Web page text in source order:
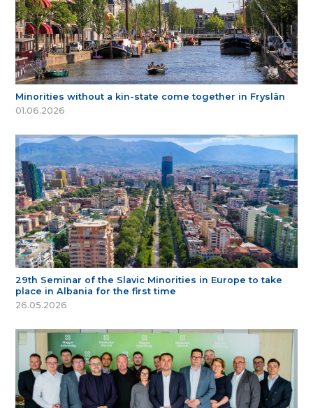
Minorities without a kin-state come together in Fryslân
01.06.2026
29th Seminar of the Slavic Minorities in Europe to take
place in Albania for the first time
26.05.2026